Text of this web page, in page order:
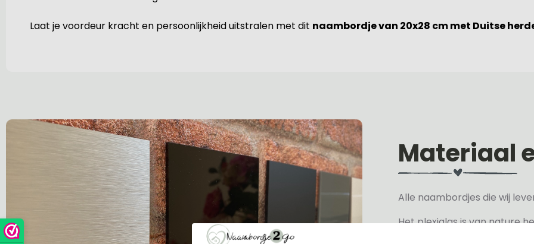
Laat je voordeur kracht en persoonlijkheid uitstralen met dit naambordje van 20x28 cm met Duitse
Materiaal
Alle naambordjes die wij
Het plexiglas is van nature